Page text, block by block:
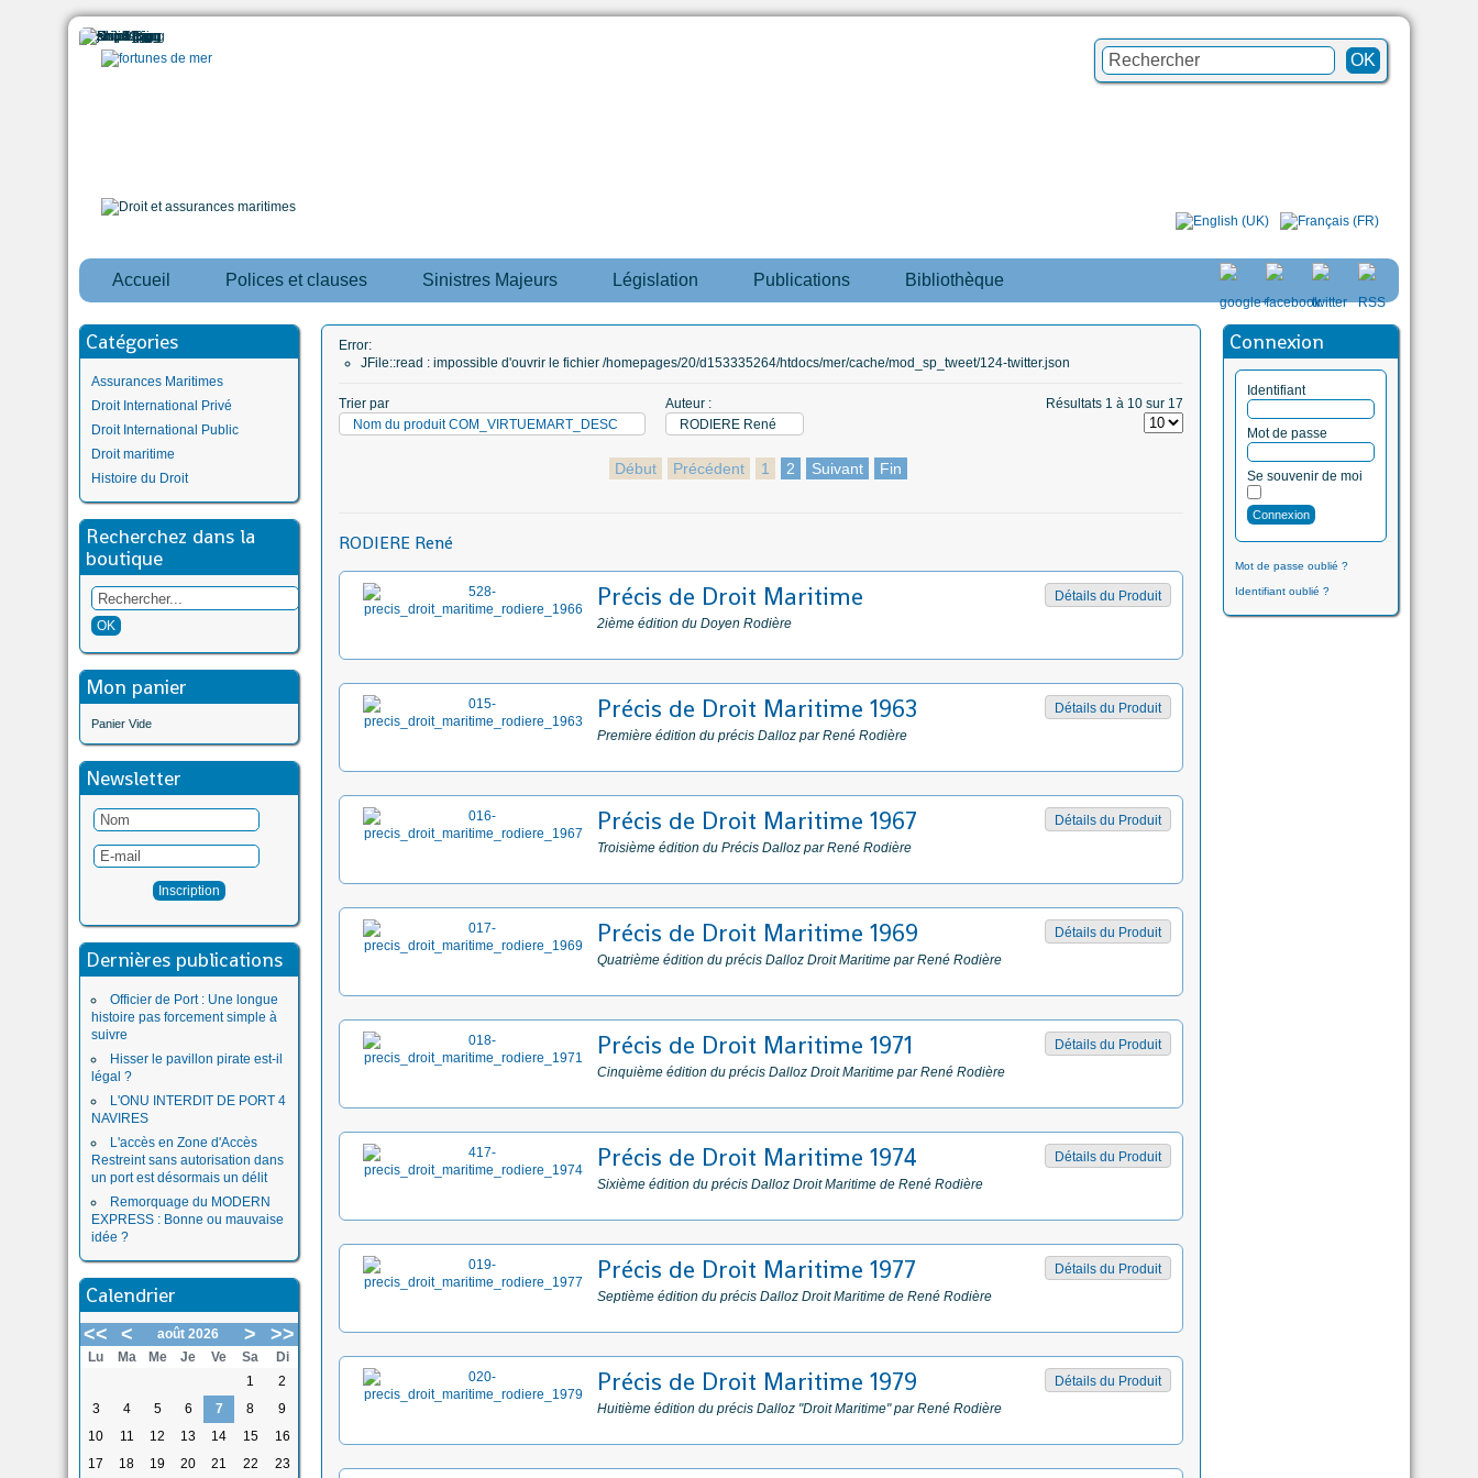
Accueil Polices et clauses Sinistres Majeurs Législation Publications Bibliothèque
Catégories
Assurances Maritimes
Droit International Privé
Droit International Public
Droit maritime
Histoire du Droit
Recherchez dans la
boutique
Mon panier
Panier Vide
Newsletter
Dernières publications
Officier de Port : Une longue
histoire pas forcement simple à
suivre
Hisser le pavillon pirate est-il
légal ?
L'ONU INTERDIT DE PORT 4
NAVIRES
L'accès en Zone d'Accès
Restreint sans autorisation dans
un port est désormais un délit
Remorquage du MODERN
EXPRESS : Bonne ou mauvaise
idée ?
Calendrier
<< < août 2026 > >>
Lu Ma Me Je Ve Sa
Di
1
2
3
4 5 6 7 8
9
10
11 12 13 14 15
16
17
18 19 20 21 22 23
Connexion
Identifiant
Mot de passe
Se souvenir de moi
Mot de passe oublié ?
Identifiant oublié ?
Error:
JFile::read : impossible d'ouvrir le fichier /homepages/20/d153335264/htdocs/mer/cache/mod_sp_tweet/124-twitter.json
Trier par
Nom du produit COM_VIRTUEMART_DESC
Auteur :
RODIERE René
Résultats 1 à 10 sur 17
Début Précédent 1 2 Suivant Fin
RODIERE René
Détails du Produit
Précis de Droit Maritime
2ième édition du Doyen Rodière
Détails du Produit
Précis de Droit Maritime 1963
Première édition du précis Dalloz par René Rodière
Détails du Produit
Précis de Droit Maritime 1967
Troisième édition du Précis Dalloz par René Rodière
Détails du Produit
Précis de Droit Maritime 1969
Quatrième édition du précis Dalloz Droit Maritime par René Rodière
Détails du Produit
Précis de Droit Maritime 1971
Cinquième édition du précis Dalloz Droit Maritime par René Rodière
Détails du Produit
Précis de Droit Maritime 1974
Sixième édition du précis Dalloz Droit Maritime de René Rodière
Détails du Produit
Précis de Droit Maritime 1977
Septième édition du précis Dalloz Droit Maritime de René Rodière
Détails du Produit
Précis de Droit Maritime 1979
Huitième édition du précis Dalloz "Droit Maritime" par René Rodière